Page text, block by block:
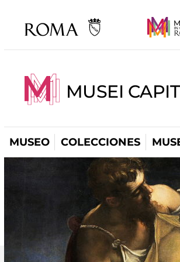
MUSEI
MUSEO COLECCIONES